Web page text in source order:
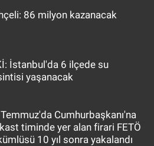
86 milyon kazanacak
İstanbul'da 6 ilçede su
yaşanacak
Cumhurbaşkanı'na
timinde yer alan firari FETÖ
10 yıl sonra yakalandı